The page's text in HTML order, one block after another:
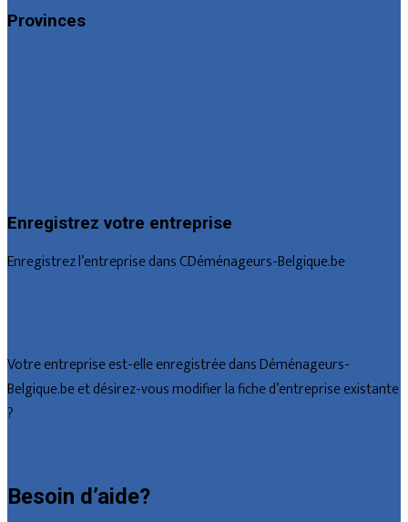
Provinces
Enregistrez votre entreprise
Enregistrez l’entreprise dans CDéménageurs-Belgique.be
Votre entreprise est-elle enregistrée dans Déménageurs-
Belgique.be et désirez-vous modifier la fiche d’entreprise existante
?
Besoin d’aide?